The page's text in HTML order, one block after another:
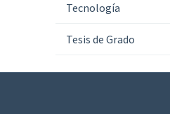
Tecnología
Tesis de Grado